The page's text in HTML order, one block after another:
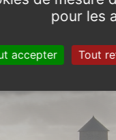
pour les
accepter Tout